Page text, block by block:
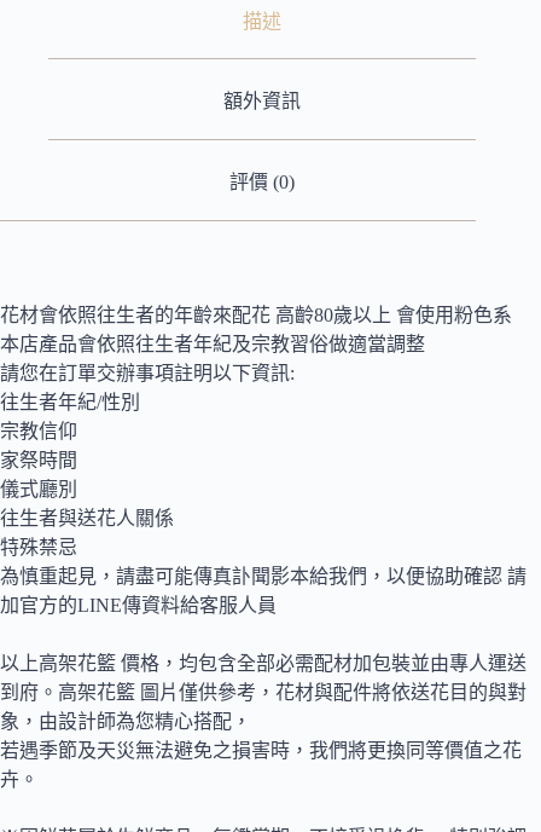
描述
額外資訊
評價 (0)
花材會依照往生者的年齡來配花 高齡80歲以上 會使用粉色系
本店產品會依照往生者年紀及宗教習俗做適當調整
請您在訂單交辦事項註明以下資訊:
往生者年紀/性別
宗教信仰
家祭時間
儀式廳別
往生者與送花人關係
特殊禁忌
為慎重起見，請盡可能傳真訃聞影本給我們，以便協助確認 請
加官方的LINE傳資料給客服人員
以上高架花籃 價格，均包含全部必需配材加包裝並由專人運送
到府。高架花籃 圖片僅供參考，花材與配件將依送花目的與對
象，由設計師為您精心搭配，
若遇季節及天災無法避免之損害時，我們將更換同等價值之花
卉。